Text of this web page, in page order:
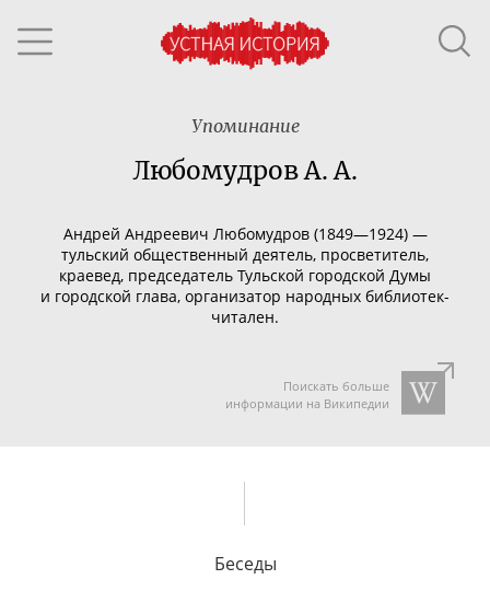
Упоминание
Любомудров А. А.
Андрей Андреевич Любомудров (1849—1924) —
тульский общественный деятель, просветитель,
краевед, председатель Тульской городской Думы
и городской глава, организатор народных библиотек-
читален.
Поискать больше
информации на Википедии
Беседы